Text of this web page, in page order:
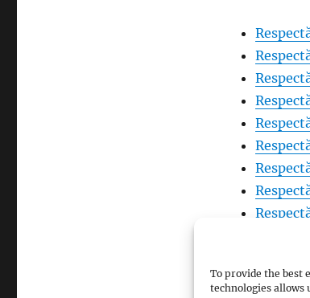
To provide the best
technologies allows